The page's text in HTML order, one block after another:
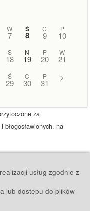
W
7
Ś
8
C
9
P
10
S
18
N
19
P
20
W
21
Ś
29
C
30
P
31
>
za
na
usług zgodnie z
lub dostępu do plików